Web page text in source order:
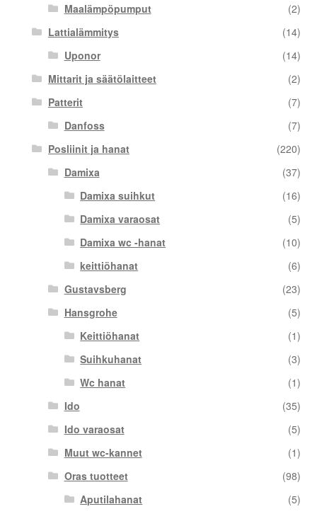
Maalämpöpumput
(2)
Lattialämmitys
(14)
Uponor
(14)
Mittarit ja säätölaitteet
(2)
Patterit
(7)
Danfoss
(7)
Posliinit ja hanat
(220)
Damixa
(37)
Damixa suihkut
(16)
Damixa varaosat
(5)
Damixa wc -hanat
(10)
keittiöhanat
(6)
Gustavsberg
(23)
Hansgrohe
(5)
Keittiöhanat
(1)
Suihkuhanat
(3)
Wc hanat
(1)
Ido
(35)
Ido varaosat
(5)
Muut wc-kannet
(1)
Oras tuotteet
(98)
Aputilahanat
(5)